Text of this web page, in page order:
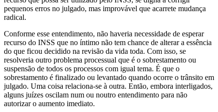
pequenos erros no julgado, mas improvável que acarrete mudança
radical.
Conforme esse entendimento, não haveria necessidade de esperar
recurso do INSS que no íntimo não tem chance de alterar a essência
do que ficou decidido na revisão da vida toda. Com isso, se
resolveria outro problema processual que é o sobrestamento ou
suspensão de todos os processos com igual tema. É que o
sobrestamento é finalizado ou levantado quando ocorre o trânsito em
julgado. Uma coisa relaciona-se à outra. Então, embora interligados,
alguns juízes oscilam num ou noutro entendimento para não
autorizar o aumento imediato.